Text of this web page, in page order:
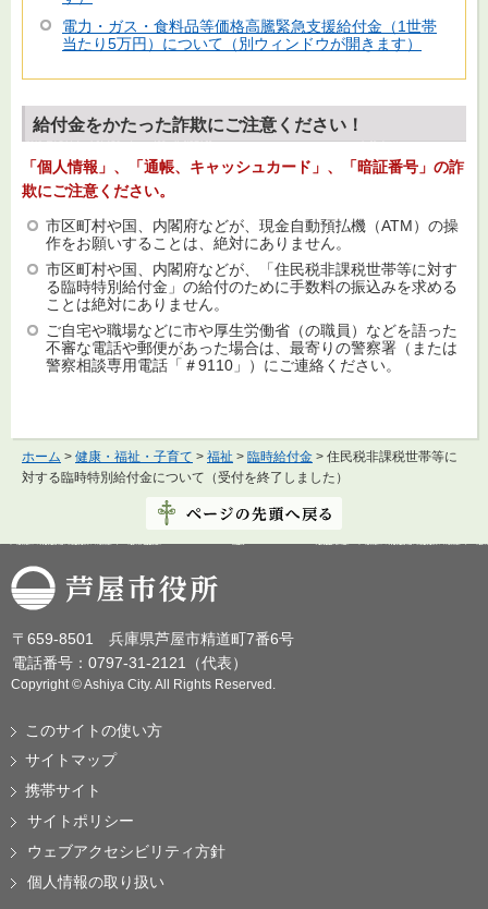
電力・ガス・食料品等価格高騰緊急支援給付金（1世帯
当たり5万円）について（別ウィンドウが開きます）
給付金をかたった詐欺にご注意ください！
「個人情報」、「通帳、キャッシュカード」、「暗証番号」の詐
欺にご注意ください。
市区町村や国、内閣府などが、現金自動預払機（ATM）の操
作をお願いすることは、絶対にありません。
市区町村や国、内閣府などが、「住民税非課税世帯等に対す
る臨時特別給付金」の給付のために手数料の振込みを求める
ことは絶対にありません。
ご自宅や職場などに市や厚生労働省（の職員）などを語った
不審な電話や郵便があった場合は、最寄りの警察署（または
警察相談専用電話「＃9110」）にご連絡ください。
ホーム > 健康・福祉・子育て > 福祉 > 臨時給付金 > 住民税非課税世帯等に
対する臨時特別給付金について（受付を終了しました）
芦屋市役所
〒659-8501 兵庫県芦屋市精道町7番6号
電話番号：0797-31-2121（代表）
Copyright © Ashiya City. All Rights Reserved.
このサイトの使い方
サイトマップ
携帯サイト
サイトポリシー
ウェブアクセシビリティ方針
個人情報の取り扱い